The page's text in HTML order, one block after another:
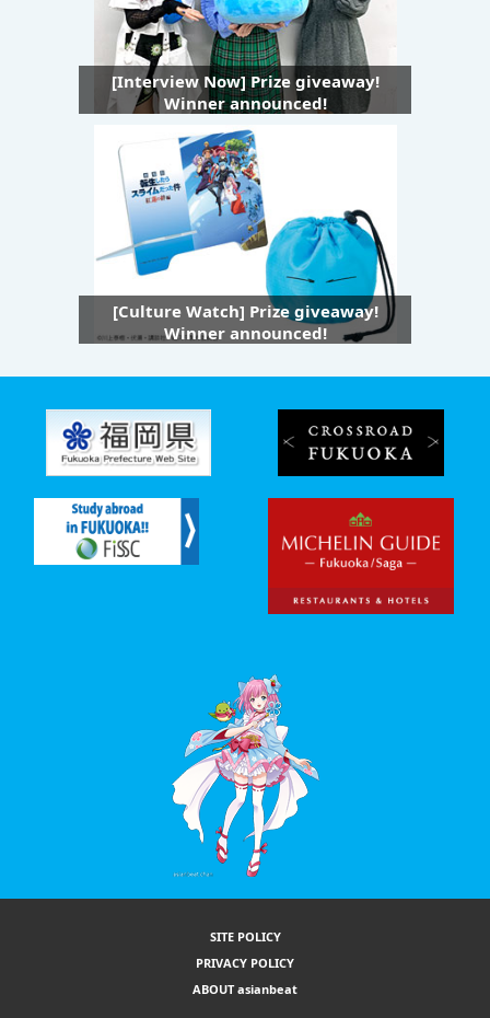
[Interview Now] Prize giveaway!
Winner announced!
[Culture Watch] Prize giveaway!
Winner announced!
SITE POLICY
PRIVACY POLICY
ABOUT asianbeat